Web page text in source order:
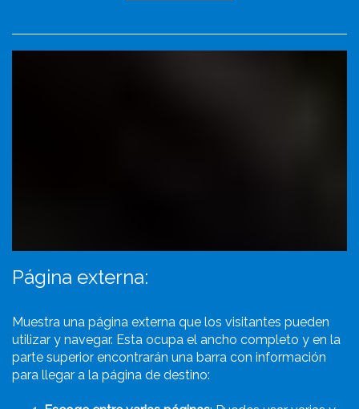
Página externa:
Muestra una página externa que los visitantes pueden
utilizar y navegar. Esta ocupa el ancho completo y en la
parte superior encontrarán una barra con información
para llegar a la página de destino: